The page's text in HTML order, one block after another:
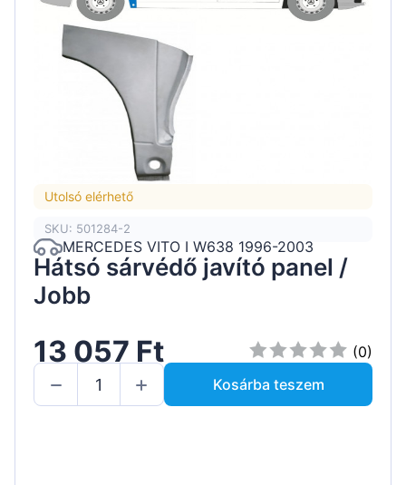
Utolsó elérhető
SKU: 501284-2
MERCEDES VITO I W638 1996-2003
Hátsó sárvédő javító panel /
Jobb
13 057 Ft
(0)
Kosárba teszem